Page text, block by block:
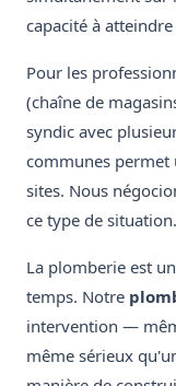
capacité à
Pour les
(chaîne de
syndic avec
communes
sites. Nous
ce type de situation.
La plomberie est
temps. Notre
intervention —
même sérieux